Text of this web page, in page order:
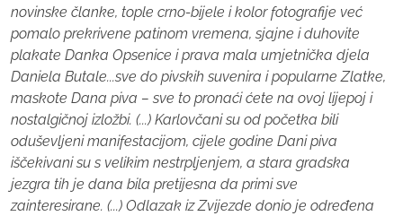
novinske članke, tople crno-bijele i kolor fotografije već
pomalo prekrivene patinom vremena, sjajne i duhovite
plakate Danka Opsenice i prava mala umjetnička djela
Daniela Butale...sve do pivskih suvenira i popularne Zlatke,
maskote Dana piva – sve to pronaći ćete na ovoj lijepoj i
nostalgičnoj izložbi. (...) Karlovčani su od početka bili
oduševljeni manifestacijom, cijele godine Dani piva
iščekivani su s velikim nestrpljenjem, a stara gradska
jezgra tih je dana bila pretijesna da primi sve
zainteresirane. (...) Odlazak iz Zvijezde donio je određena